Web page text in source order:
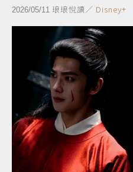
2026/05/11 琅琅悅讀／ Disney+